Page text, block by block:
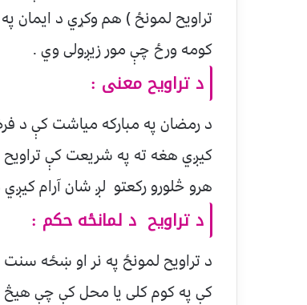
تراويح لمونځ ) هم وکړي د ايمان
کومه ورځ چې مور زيږولی وي .
د تراويح معنی :
د رمضان په مبارکه مياشت کې د
کيږي هغه ته په شريعت کې تراويح
هرو څلورو رکعتو لږ شان آرام
د تراويح د لمانځه حکم :
د تراويح لمونځ په نر او ښځه
کې په کوم کلی يا محل کې چې هيڅ